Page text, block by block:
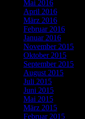
Mai 2016
April 2016
März 2016
Februar 2016
Januar 2016
November 2015
Oktober 2015
September 2015
August 2015
Juli 2015
Juni 2015
Mai 2015
März 2015
Februar 2015